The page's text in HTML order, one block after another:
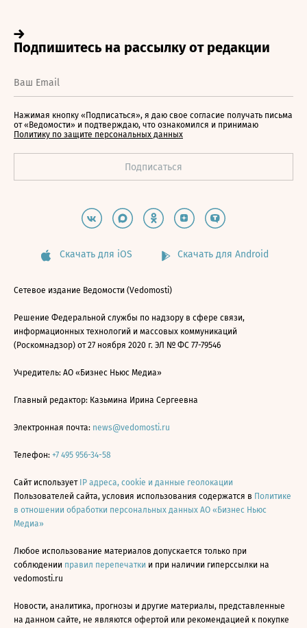
Нажимая кнопку «Подписаться», я даю свое согласие получать письма
от «Ведомости» и подтверждаю, что ознакомился и принимаю
Политику по защите персональных данных
Скачать для iOS Скачать для Android
Сетевое издание Ведомости (Vedomosti)
Решение Федеральной службы по надзору в сфере связи,
информационных технологий и массовых коммуникаций
(Роскомнадзор) от 27 ноября 2020 г. ЭЛ № ФС 77-79546
Учредитель: АО «Бизнес Ньюс Медиа»
Главный редактор: Казьмина Ирина Сергеевна
Электронная почта: news@vedomosti.ru
Телефон: +7 495 956-34-58
Сайт использует IP адреса, cookie и данные геолокации
Пользователей сайта, условия использования содержатся в Политике
в отношении обработки персональных данных АО «Бизнес Ньюс
Медиа»
Любое использование материалов допускается только при
соблюдении правил перепечатки и при наличии гиперссылки на
vedomosti.ru
Новости, аналитика, прогнозы и другие материалы, представленные
на данном сайте, не являются офертой или рекомендацией к покупке